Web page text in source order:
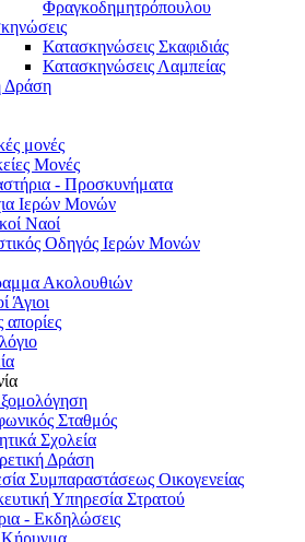
Φραγκοδημητρόπουλου
Κατασκηνώσεις Σκαφιδιάς
Κατασκηνώσεις Λαμπείας
Δράση
μονές
Μονές
- Προσκυνήματα
Ιερών Μονών
Ναοί
Οδηγός Ιερών Μονών
Ακολουθιών
Άγιοι
απορίες
Σταθμός
Σχολεία
Δράση
Συμπαραστάσεως Οικογενείας
Υπηρεσία Στρατού
- Εκδηλώσεις
Κήρυγμα